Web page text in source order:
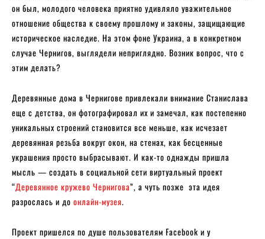
он был, молодого человека приятно удивляло уважительное
отношение общества к своему прошлому и законы, защищающие
историческое наследие. На этом фоне Украина, а в конкретном
случае Чернигов, выглядели неприглядно. Возник вопрос, что с
этим делать?
Деревянные дома в Чернигове привлекали внимание Станислава
еще с детства, он фотографировал их и замечал, как постепенно
уникальных строений становится все меньше, как исчезает
деревянная резьба вокруг окон, на стенах, как бесценные
украшения просто выбрасывают. И как-то однажды пришла
мысль — создать в социальной сети виртуальный проект
“Деревянное кружево Чернигова”, а чуть позже эта идея
разрослась и до онлайн-музея.
Проект пришелся по душе пользователям Facebook и у